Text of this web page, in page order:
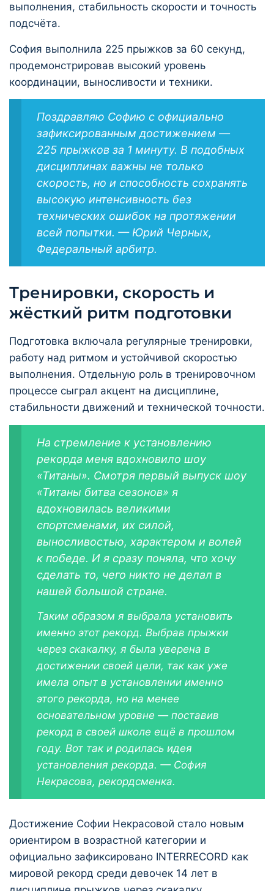
выполнения, стабильность скорости и точность
подсчёта.
София выполнила 225 прыжков за 60 секунд,
продемонстрировав высокий уровень
координации, выносливости и техники.
Поздравляю Софию с официально
зафиксированным достижением —
225 прыжков за 1 минуту. В подобных
дисциплинах важны не только
скорость, но и способность сохранять
высокую интенсивность без
технических ошибок на протяжении
всей попытки. — Юрий Черных,
Федеральный арбитр.
Тренировки, скорость и
жёсткий ритм подготовки
Подготовка включала регулярные тренировки,
работу над ритмом и устойчивой скоростью
выполнения. Отдельную роль в тренировочном
процессе сыграл акцент на дисциплине,
стабильности движений и технической точности.
На стремление к установлению
рекорда меня вдохновило шоу
«Титаны». Смотря первый выпуск шоу
«Титаны битва сезонов» я
вдохновилась великими
спортсменами, их силой,
выносливостью, характером и волей
к победе. И я сразу поняла, что хочу
сделать то, чего никто не делал в
нашей большой стране.
Таким образом я выбрала установить
именно этот рекорд. Выбрав прыжки
через скакалку, я была уверена в
достижении своей цели, так как уже
имела опыт в установлении именно
этого рекорда, но на менее
основательном уровне — поставив
рекорд в своей школе ещё в прошлом
году. Вот так и родилась идея
установления рекорда. — София
Некрасова, рекордсменка.
Достижение Софии Некрасовой стало новым
ориентиром в возрастной категории и
официально зафиксировано INTERRECORD как
мировой рекорд среди девочек 14 лет в